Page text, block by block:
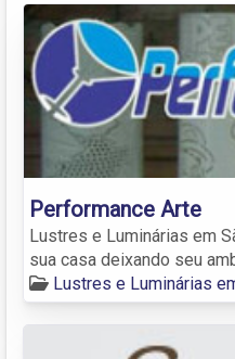
Performance Arte
Lustres e Luminárias em
sua casa deixando seu
Lustres e Luminárias